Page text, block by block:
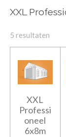
XXL
5 resultaten
XXL
Professi
oneel
6x8m